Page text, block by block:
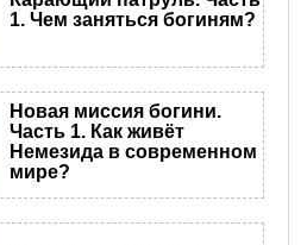
1. Чем заняться богиням?
Новая миссия богини.
Часть 1. Как живёт
Немезида в современном
мире?